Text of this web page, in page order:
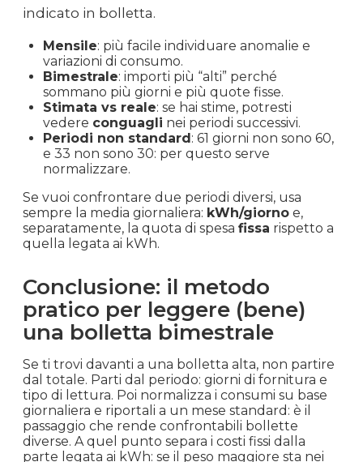
indicato in bolletta.
Mensile: più facile individuare anomalie e
variazioni di consumo.
Bimestrale: importi più “alti” perché
sommano più giorni e più quote fisse.
Stimata vs reale: se hai stime, potresti
vedere conguagli nei periodi successivi.
Periodi non standard: 61 giorni non sono 60,
e 33 non sono 30: per questo serve
normalizzare.
Se vuoi confrontare due periodi diversi, usa
sempre la media giornaliera: kWh/giorno e,
separatamente, la quota di spesa fissa rispetto a
quella legata ai kWh.
Conclusione: il metodo
pratico per leggere (bene)
una bolletta bimestrale
Se ti trovi davanti a una bolletta alta, non partire
dal totale. Parti dal periodo: giorni di fornitura e
tipo di lettura. Poi normalizza i consumi su base
giornaliera e riportali a un mese standard: è il
passaggio che rende confrontabili bollette
diverse. A quel punto separa i costi fissi dalla
parte legata ai kWh: se il peso maggiore sta nei